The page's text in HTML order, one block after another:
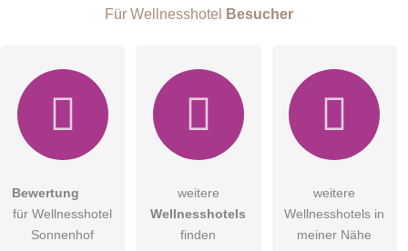
Für Wellnesshotel Besucher
Bewertung
für Wellnesshotel
Sonnenhof
weitere
Wellnesshotels
finden
weitere
Wellnesshotels in
meiner Nähe